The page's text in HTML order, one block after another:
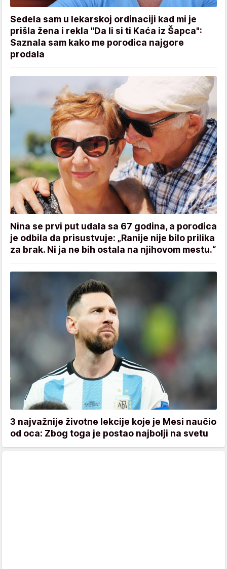
Sedela sam u lekarskoj ordinaciji kad mi je
prišla žena i rekla "Da li si ti Kaća iz Šapca":
Saznala sam kako me porodica najgore
prodala
Nina se prvi put udala sa 67 godina, a porodica
je odbila da prisustvuje: „Ranije nije bilo prilika
za brak. Ni ja ne bih ostala na njihovom mestu.“
3 najvažnije životne lekcije koje je Mesi naučio
od oca: Zbog toga je postao najbolji na svetu